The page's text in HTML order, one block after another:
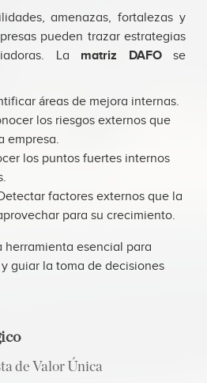
amenazas, fortalezas y
pueden trazar estrategias
La matriz DAFOse
áreas de mejora internas.
los riesgos externos que
empresa.
los puntos fuertes internos
factores externos que la
para su crecimiento.
herramienta esencial para
guiar la toma de decisiones
de Valor Única